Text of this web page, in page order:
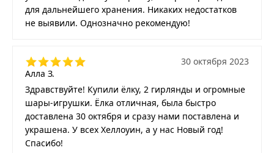
для дальнейшего хранения. Никаких недостатков
не выявили. Однозначно рекомендую!
Алла З.
30 октября 2023
Здравствуйте! Купили ёлку, 2 гирлянды и огромные
шары-игрушки. Ёлка отличная, была быстро
доставлена 30 октября и сразу нами поставлена и
украшена. У всех Хеллоуин, а у нас Новый год!
Спасибо!